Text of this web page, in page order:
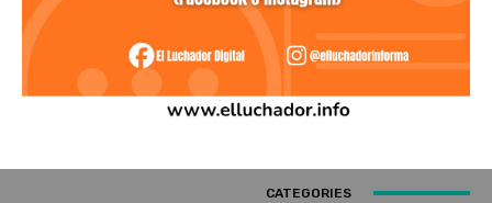
CATEGORIES